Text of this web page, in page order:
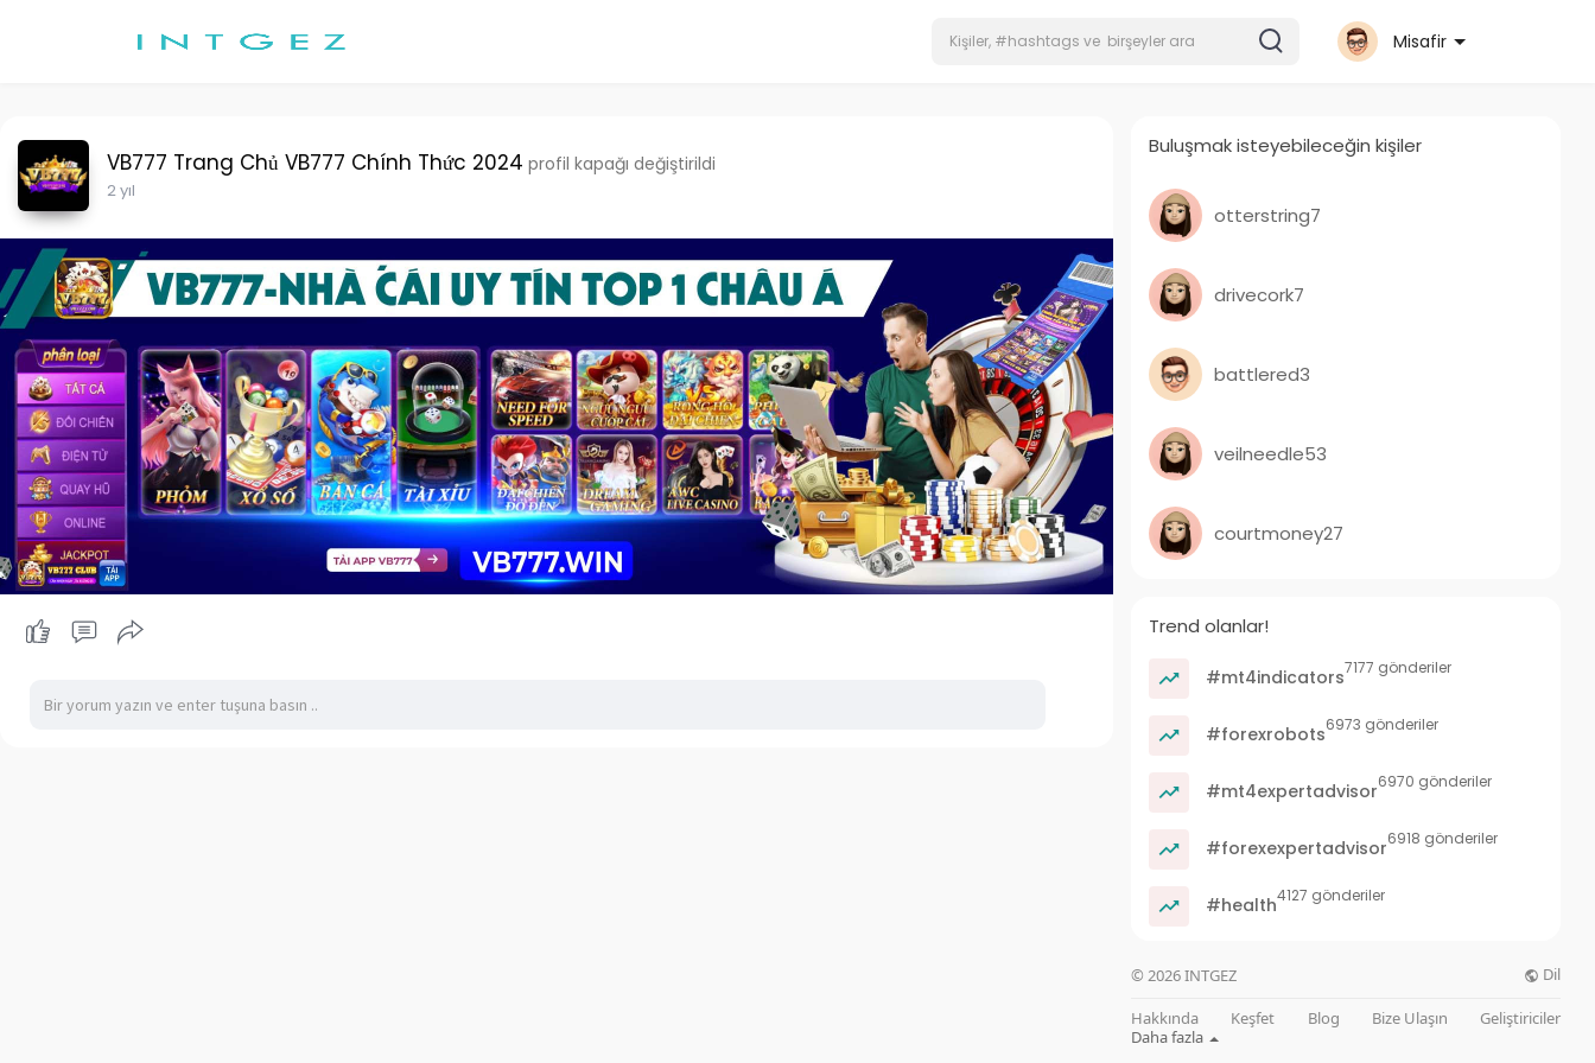
Misafir
VB777 Trang Chủ VB777 Chính Thức 2024 profil kapağı değiştirildi
2 yıl
Buluşmak isteyebileceğin kişiler
otterstring7
drivecork7
battlered3
veilneedle53
courtmoney27
Trend olanlar!
#mt4indicators7177 gönderiler
#forexrobots6973 gönderiler
#mt4expertadvisor6970 gönderiler
#forexexpertadvisor6918 gönderiler
#health4127 gönderiler
© 2026 INTGEZ Dil
Hakkında Keşfet Blog Bize Ulaşın
Geliştiriciler
Daha fazla